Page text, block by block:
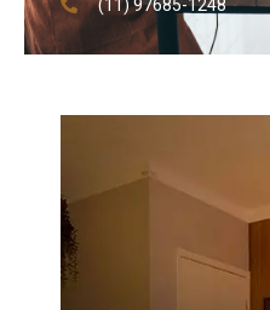
(11) 97685-1248